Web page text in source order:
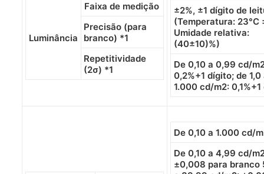
Luminância
Faixa de medição
Precisão (para
branco) *1
Repetitividade
(2σ) *1
±2%, ±1 dígito de
(Temperatura: 23°C
Umidade relativa:
(40±10)%)
De 0,10 a 0,99 cd/
0,2%+1 dígito; de 1,0
1.000 cd/m2:
De 0,10 a 1.000 cd/
De 0,10 a 4,99 cd/
±0,008 para branco